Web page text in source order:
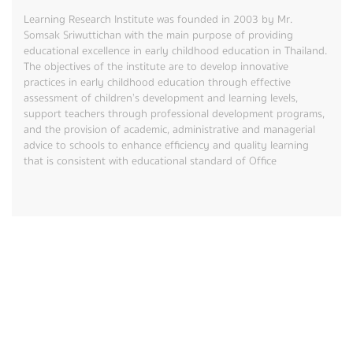
Learning Research Institute was founded in 2003 by Mr.
Somsak Sriwuttichan with the main purpose of providing
educational excellence in early childhood education in Thailand.
The objectives of the institute are to develop innovative
practices in early childhood education through effective
assessment of children’s development and learning levels,
support teachers through professional development programs,
and the provision of academic, administrative and managerial
advice to schools to enhance efficiency and quality learning
that is consistent with educational standard of Office